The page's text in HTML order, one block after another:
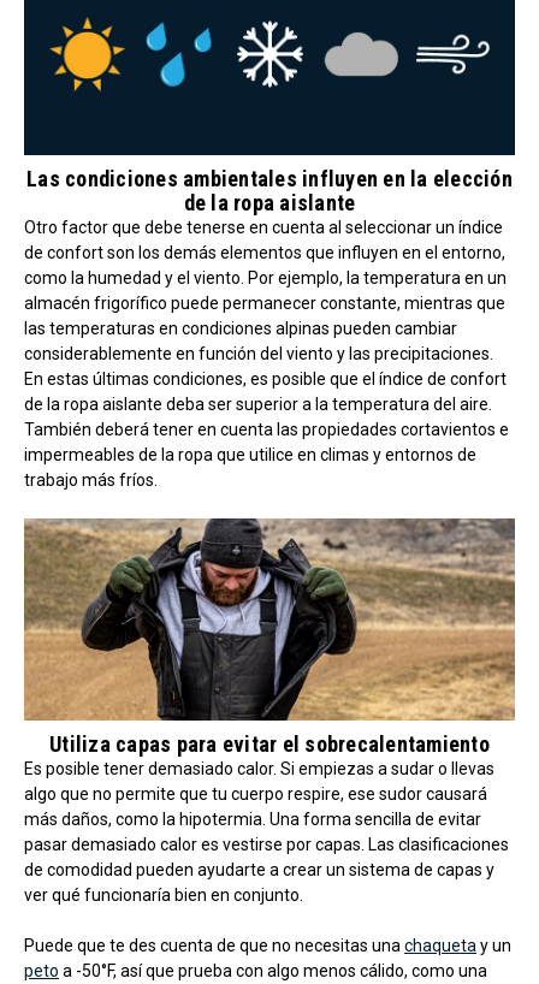
Las condiciones ambientales influyen en la elección
de la ropa aislante
Otro factor que debe tenerse en cuenta al seleccionar un índice
de confort son los demás elementos que influyen en el entorno,
como la humedad y el viento. Por ejemplo, la temperatura en un
almacén frigorífico puede permanecer constante, mientras que
las temperaturas en condiciones alpinas pueden cambiar
considerablemente en función del viento y las precipitaciones.
En estas últimas condiciones, es posible que el índice de confort
de la ropa aislante deba ser superior a la temperatura del aire.
También deberá tener en cuenta las propiedades cortavientos e
impermeables de la ropa que utilice en climas y entornos de
trabajo más fríos.
Utiliza capas para evitar el sobrecalentamiento
Es posible tener demasiado calor. Si empiezas a sudar o llevas
algo que no permite que tu cuerpo respire, ese sudor causará
más daños, como la hipotermia. Una forma sencilla de evitar
pasar demasiado calor es vestirse por capas. Las clasificaciones
de comodidad pueden ayudarte a crear un sistema de capas y
ver qué funcionaría bien en conjunto.
Puede que te des cuenta de que no necesitas una chaqueta y un
peto a -50°F, así que prueba con algo menos cálido, como una